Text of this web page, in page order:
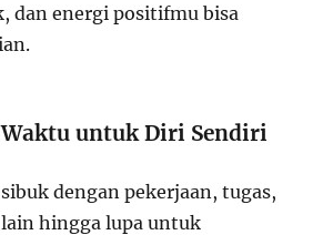
dan energi positifmu bisa
untuk Diri Sendiri
dengan pekerjaan, tugas,
hingga lupa untuk